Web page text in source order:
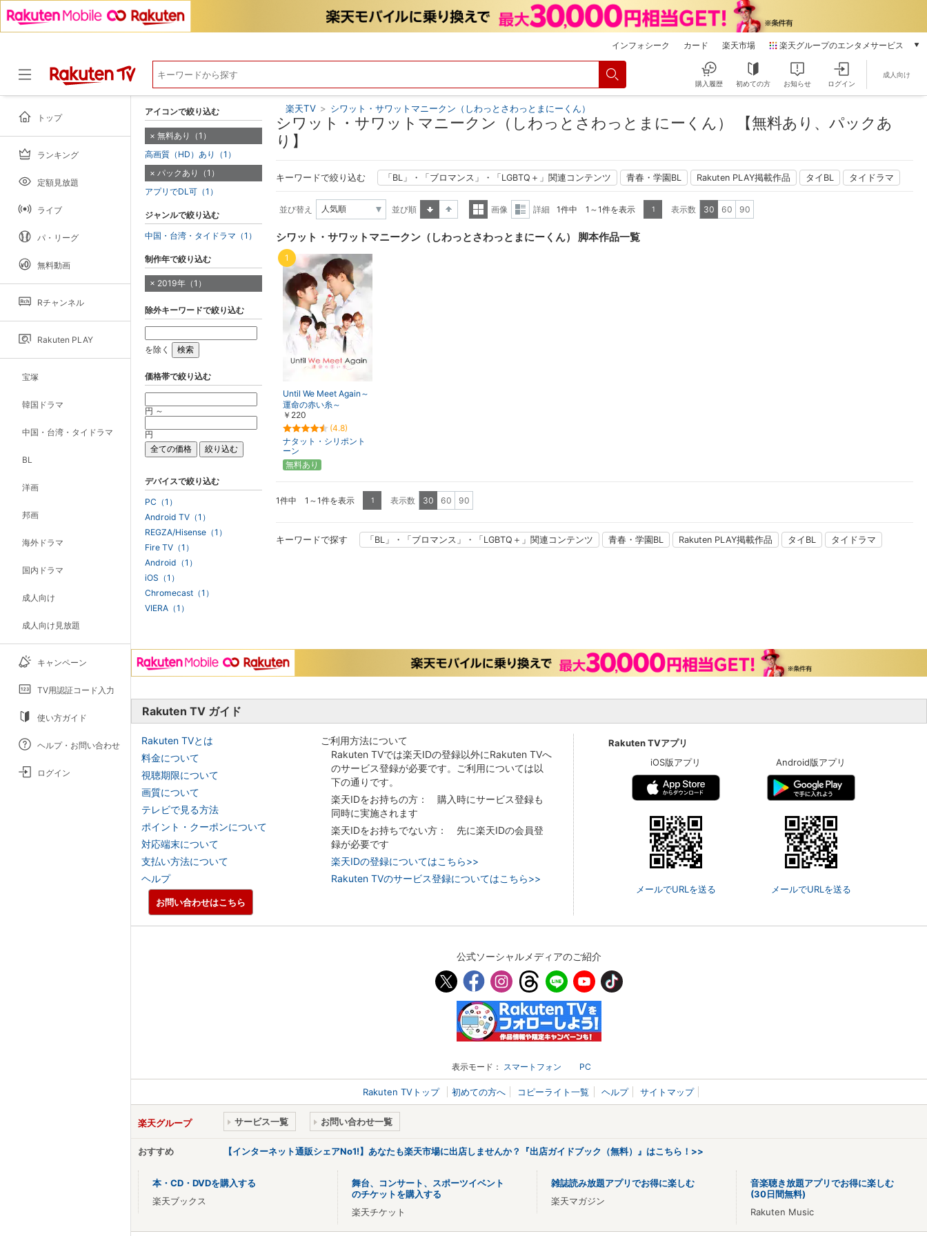
インフォシーク カード 楽天市場 楽天グループのエンタメサービス
本/ゲーム/CD/DVD
電子書籍
楽天マガジン
動画配信
購入履歴 初めての方 お知らせ ログイン
成人向け
トップ
ランキング
定額見放題
ライブ
パ・リーグ
無料動画
Rチャンネル
Rakuten PLAY
宝塚
韓国ドラマ
中国・台湾・タイドラマ
BL
洋画
邦画
海外ドラマ
国内ドラマ
成人向け
成人向け見放題
キャンペーン
TV用認証コード入力
使い方ガイド
ヘルプ・お問い合わせ
ログイン
楽天TV > シワット・サワットマニークン（しわっとさわっとまにーくん）
シワット・サワットマニークン（しわっとさわっとまにーくん） 【無料あり、パックあ
り】
キーワードで絞り込む 「BL」・「ブロマンス」・「LGBTQ＋」関連コンテンツ 青春・学園BL Rakuten PLAY掲載作品 タイBL タイドラマ
並び替え
並び順
表示
画像
表示
詳細 1件中 1～1件を表示 1 表示数 30 60 90
シワット・サワットマニークン（しわっとさわっとまにーくん） 脚本作品一覧
Until We Meet Again～
運命の赤い糸～
￥220
(4.8)
ナタット・シリポント
ーン
1
無料あり
1件中 1～1件を表示 1 表示数 30 60 90
キーワードで探す 「BL」・「ブロマンス」・「LGBTQ＋」関連コンテンツ 青春・学園BL Rakuten PLAY掲載作品 タイBL タイドラマ
アイコンで絞り込む
無料あり（1）
高画質（HD）あり（1）
パックあり（1）
アプリでDL可（1）
ジャンルで絞り込む
中国・台湾・タイドラマ（1）
制作年で絞り込む
2019年（1）
除外キーワードで絞り込む
を除く
価格帯で絞り込む
円 ～
円
デバイスで絞り込む
PC（1）
Android TV（1）
REGZA/Hisense（1）
Fire TV（1）
Android（1）
iOS（1）
Chromecast（1）
VIERA（1）
Rakuten TV ガイド
Rakuten TVとは
料金について
視聴期限について
画質について
テレビで見る方法
ポイント・クーポンについて
対応端末について
支払い方法について
ヘルプ
ご利用方法について
Rakuten TVでは楽天IDの登録以外にRakuten TVへ
のサービス登録が必要です。ご利用については以
下の通りです。
楽天IDをお持ちの方： 購入時にサービス登録も
同時に実施されます
楽天IDをお持ちでない方： 先に楽天IDの会員登
録が必要です
楽天IDの登録についてはこちら>>
Rakuten TVのサービス登録についてはこちら>>
Rakuten TVアプリ
iOS版アプリ
メールでURLを送る
Android版アプリ
メールでURLを送る
お問い合わせはこちら
公式ソーシャルメディアのご紹介
表示モード： スマートフォン PC
Rakuten TVトップ 初めての方へ コピーライト一覧 ヘルプ サイトマップ
楽天グループ サービス一覧 お問い合わせ一覧
おすすめ 【インターネット通販シェアNo1!】あなたも楽天市場に出店しませんか？『出店ガイドブック（無料）』はこちら！>>
本・CD・DVDを購入する
楽天ブックス
舞台、コンサート、スポーツイベント
のチケットを購入する
楽天チケット
雑誌読み放題アプリでお得に楽しむ
楽天マガジン
音楽聴き放題アプリでお得に楽しむ
(30日間無料)
Rakuten Music